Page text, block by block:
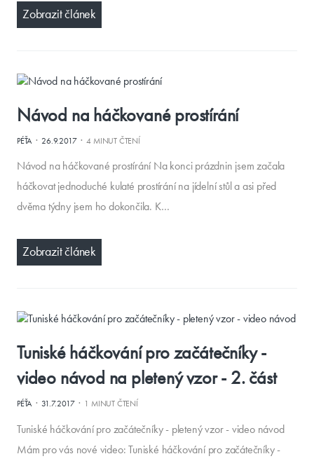
Zobrazit článek
Návod na háčkované prostírání
PÉŤA· 26.9.2017·4 MINUT ČTENÍ
Návod na háčkované prostírání Na konci prázdnin jsem začala
háčkovat jednoduché kulaté prostírání na jídelní stůl a asi před
dvěma týdny jsem ho dokončila. K…
Zobrazit článek
Tuniské háčkování pro začátečníky -
video návod na pletený vzor - 2. část
PÉŤA·31.7.2017· 1 MINUT ČTENÍ
Tuniské háčkování pro začátečníky - pletený vzor - video návod
Mám pro vás nové video: Tuniské háčkování pro začátečníky -